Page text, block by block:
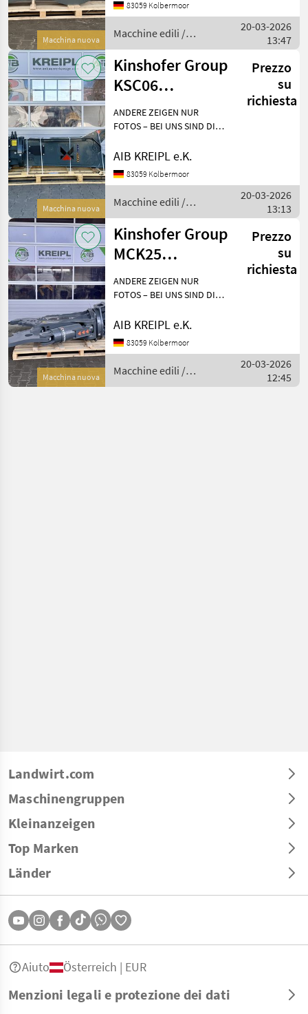
Macchina nuova
WARUM WARTEN, WENN´S
Einfach anf
83059 Kolbermoor
Macchine edili /
Kinshofer Group
20-03-2026
13:47
Macchina nuova
Kinshofer Group
KSC06
Schrottschere |
5-12t Bagger
Prezzo
su
richiesta
ANDERE ZEIGEN NUR
FOTOS – BEI UNS SIND DIE
Besichtigen - anfassen -
WARUM WARTEN, WENN´S
Einfach anf
AIB KREIPL e.K.
83059 Kolbermoor
Macchine edili /
Kinshofer Group
20-03-2026
13:13
Macchina nuova
Kinshofer Group
MCK25
Abbruchschere |
Abbruchzange
Prezzo
su
richiesta
ANDERE ZEIGEN NUR
FOTOS – BEI UNS SIND DIE
Besichtigen - anfassen -
WARUM WARTEN, WENN´S
Einfach anf
AIB KREIPL e.K.
83059 Kolbermoor
Macchine edili /
Kinshofer Group
20-03-2026
12:45
Landwirt.com
Maschinengruppen
Kleinanzeigen
Top Marken
Länder
Menzioni legali e protezione dei dati
Aiuto Österreich | EUR